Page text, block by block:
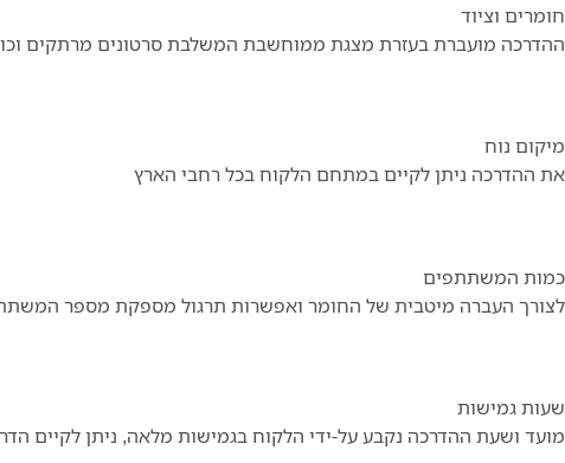
חומרים וציוד
ההדרכה מועברת בעזרת מצגת ממוחשבת המשלבת סרטונים מרתקים
מיקום נוח
את ההדרכה ניתן לקיים במתחם הלקוח בכל רחבי הארץ
כמות המשתתפים
לצורך העברה מיטבית של החומר ואפשרות תרגול מספקת מספר המשתתפים
שעות גמישות
מועד ושעת ההדרכה נקבע על-ידי הלקוח בגמישות מלאה, ניתן לקיים